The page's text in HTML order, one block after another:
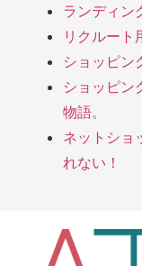
ランディン
リクルート
ショッピン
ショッピン
物語。
ネットショ
れない！